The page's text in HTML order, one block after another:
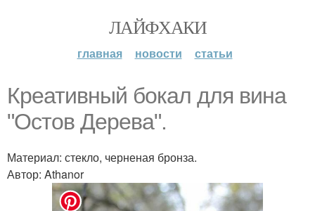
ЛАЙФХАКИ
главная новости статьи
Креативный бокал для вина
"Остoв Дерeва".
Материал: стекло, черненая бронза.
Автор: Athanor